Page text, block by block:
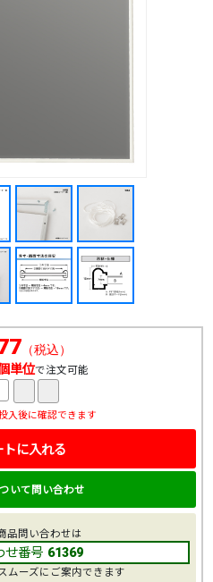
（税込）
単位で注文可能
入後に確認できます
トに入れる
いて問い合わせ
品問い合わせは
せ番号 61369
ムーズにご案内できます